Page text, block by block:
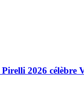
2026 célèbre